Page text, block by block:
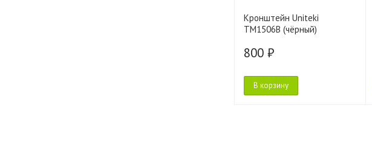
Кронштейн Uniteki
TM1506B (чёрный)
800 ₽
В корзину